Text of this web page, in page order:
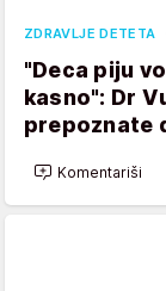
ZDRAVLJE DETETA
"Deca piju
kasno": Dr
prepoznate
Komentariši